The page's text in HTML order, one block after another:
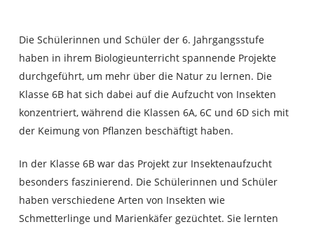
Die Schülerinnen und Schüler der 6. Jahrgangsstufe
haben in ihrem Biologieunterricht spannende Projekte
durchgeführt, um mehr über die Natur zu lernen. Die
Klasse 6B hat sich dabei auf die Aufzucht von Insekten
konzentriert, während die Klassen 6A, 6C und 6D sich mit
der Keimung von Pflanzen beschäftigt haben.
In der Klasse 6B war das Projekt zur Insektenaufzucht
besonders faszinierend. Die Schülerinnen und Schüler
haben verschiedene Arten von Insekten wie
Schmetterlinge und Marienkäfer gezüchtet. Sie lernten